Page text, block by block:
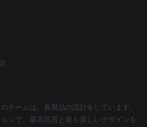
チームは、各製品の設計をしています。
ンで、最高品質と最も美しいデザインを